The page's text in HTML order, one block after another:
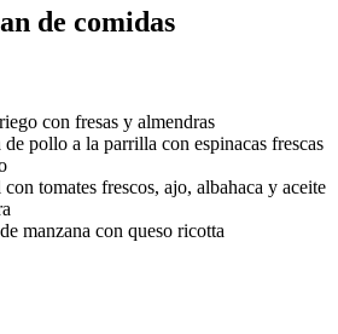
de comidas
con fresas y almendras
de pollo a la parrilla con espinacas frescas
con tomates frescos, ajo, albahaca y aceite
manzana con queso ricotta